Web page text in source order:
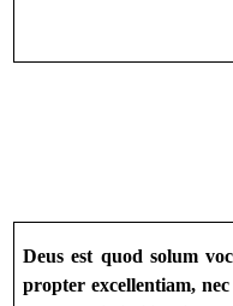
Deus est quod solum
propter excellentiam,